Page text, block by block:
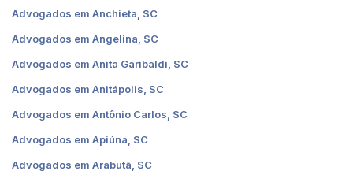
Advogados em Anchieta, SC
Advogados em Angelina, SC
Advogados em Anita Garibaldi, SC
Advogados em Anitápolis, SC
Advogados em Antônio Carlos, SC
Advogados em Apiúna, SC
Advogados em Arabutã, SC